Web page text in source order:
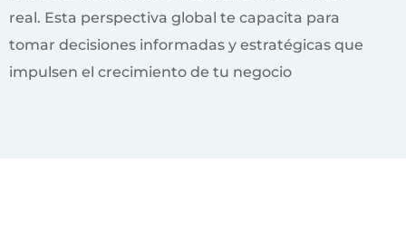
real. Esta perspectiva global te capacita para
tomar decisiones informadas y estratégicas que
impulsen el crecimiento de tu negocio